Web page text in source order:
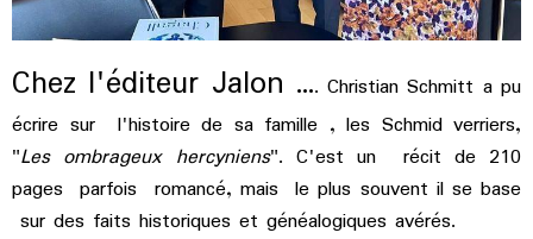
Chez l'éditeur Jalon .... Christian Schmitt a pu
écrire sur l'histoire de sa famille , les Schmid verriers,
"Les ombrageux hercyniens". C'est un récit de 210
pages parfois romancé, mais le plus souvent il se base
sur des faits historiques et généalogiques avérés.